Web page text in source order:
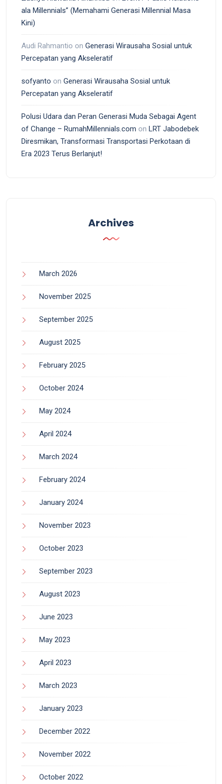
ala Millennials” (Memahami Generasi Millennial Masa
Kini)
Audi Rahmantio on Generasi Wirausaha Sosial untuk
Percepatan yang Akseleratif
sofyanto on Generasi Wirausaha Sosial untuk
Percepatan yang Akseleratif
Polusi Udara dan Peran Generasi Muda Sebagai Agent
of Change – RumahMillennials.com on LRT Jabodebek
Diresmikan, Transformasi Transportasi Perkotaan di
Era 2023 Terus Berlanjut!
Archives
March 2026
November 2025
September 2025
August 2025
February 2025
October 2024
May 2024
April 2024
March 2024
February 2024
January 2024
November 2023
October 2023
September 2023
August 2023
June 2023
May 2023
April 2023
March 2023
January 2023
December 2022
November 2022
October 2022